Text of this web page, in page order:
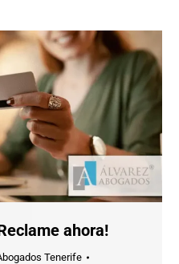
ahora!
Tenerife